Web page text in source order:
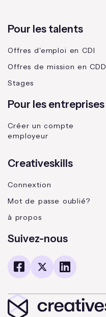
Pour les talents
Offres d'emploi en CDI
Offres de mission en CDD
Stages
Pour les entreprises
Créer un compte
employeur
Creativeskills
Connextion
Mot de passe oublié?
à propos
Suivez-nous